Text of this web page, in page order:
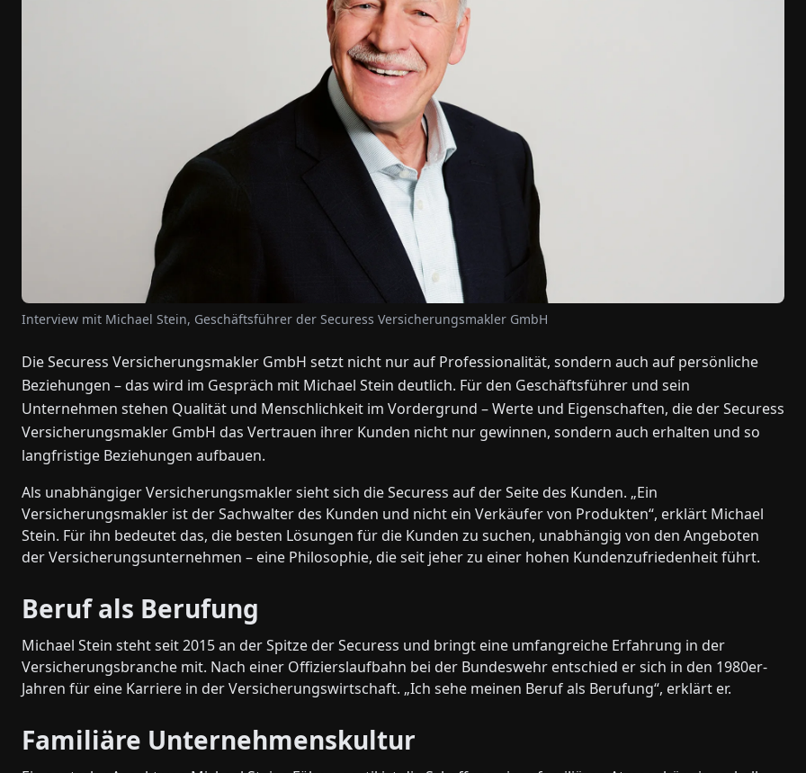
Interview mit Michael Stein, Geschäftsführer der Securess Versicherungsmakler GmbH
Die Securess Versicherungsmakler GmbH setzt nicht nur auf Professionalität, sondern auch auf persönliche
Beziehungen – das wird im Gespräch mit Michael Stein deutlich. Für den Geschäftsführer und sein
Unternehmen stehen Qualität und Menschlichkeit im Vordergrund – Werte und Eigenschaften, die der Securess
Versicherungsmakler GmbH das Vertrauen ihrer Kunden nicht nur gewinnen, sondern auch erhalten und so
langfristige Beziehungen aufbauen.
Als unabhängiger Versicherungsmakler sieht sich die Securess auf der Seite des Kunden. „Ein
Versicherungsmakler ist der Sachwalter des Kunden und nicht ein Verkäufer von Produkten“, erklärt Michael
Stein. Für ihn bedeutet das, die besten Lösungen für die Kunden zu suchen, unabhängig von den Angeboten
der Versicherungsunternehmen – eine Philosophie, die seit jeher zu einer hohen Kundenzufriedenheit führt.
Beruf als Berufung
Michael Stein steht seit 2015 an der Spitze der Securess und bringt eine umfangreiche Erfahrung in der
Versicherungsbranche mit. Nach einer Offizierslaufbahn bei der Bundeswehr entschied er sich in den 1980er-
Jahren für eine Karriere in der Versicherungswirtschaft. „Ich sehe meinen Beruf als Berufung“, erklärt er.
Familiäre Unternehmenskultur